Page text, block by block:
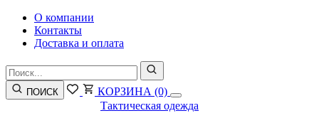
О компании
Контакты
Доставка и оплата
ПОИСК КОРЗИНА (0)
Тактическая одежда